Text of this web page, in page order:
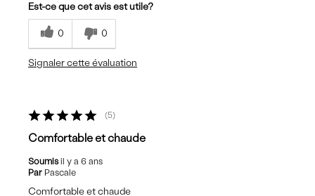
Est-ce que cet avis est utile?
0 0
Signaler cette évaluation
5
Comfortable et chaude
Soumisil y a 6 ans
Par Pascale
Comfortable et chaude